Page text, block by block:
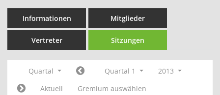
Informationen Mitglieder
Vertreter Sitzungen
Quartal Quartal 1
2013
Aktuell
Gremium auswählen